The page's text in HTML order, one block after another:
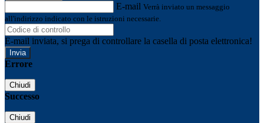
E-mail Verrà inviato un messaggio
all'indirizzo indicato con le istruzioni necessarie.
E-mail inviata, si prega di controllare la casella di posta elettronica!
Errore
Chiudi
Successo
Chiudi